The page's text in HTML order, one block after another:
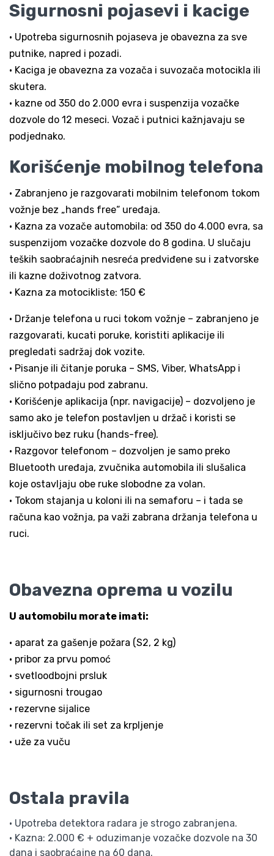
Sigurnosni pojasevi i kacige
• Upotreba sigurnosnih pojaseva je obavezna za sve
putnike, napred i pozadi.
• Kaciga je obavezna za vozača i suvozača motocikla ili
skutera.
• kazne od 350 do 2.000 evra i suspenzija vozačke
dozvole do 12 meseci. Vozač i putnici kažnjavaju se
podjednako.
Korišćenje mobilnog telefona
• Zabranjeno je razgovarati mobilnim telefonom tokom
vožnje bez „hands free“ uređaja.
• Kazna za vozače automobila: od 350 do 4.000 evra, sa
suspenzijom vozačke dozvole do 8 godina. U slučaju
teških saobraćajnih nesreća predviđene su i zatvorske
ili kazne doživotnog zatvora.
• Kazna za motocikliste: 150 €
• Držanje telefona u ruci tokom vožnje – zabranjeno je
razgovarati, kucati poruke, koristiti aplikacije ili
pregledati sadržaj dok vozite.
• Pisanje ili čitanje poruka – SMS, Viber, WhatsApp i
slično potpadaju pod zabranu.
• Korišćenje aplikacija (npr. navigacije) – dozvoljeno je
samo ako je telefon postavljen u držač i koristi se
isključivo bez ruku (hands-free).
• Razgovor telefonom – dozvoljen je samo preko
Bluetooth uređaja, zvučnika automobila ili slušalica
koje ostavljaju obe ruke slobodne za volan.
• Tokom stajanja u koloni ili na semaforu – i tada se
računa kao vožnja, pa važi zabrana držanja telefona u
ruci.
Obavezna oprema u vozilu
U automobilu morate imati:
• aparat za gašenje požara (S2, 2 kg)
• pribor za prvu pomoć
• svetloodbojni prsluk
• sigurnosni trougao
• rezervne sijalice
• rezervni točak ili set za krpljenje
• uže za vuču
Ostala pravila
• Upotreba detektora radara je strogo zabranjena.
• Kazna: 2.000 € + oduzimanje vozačke dozvole na 30
dana i saobraćajne na 60 dana.